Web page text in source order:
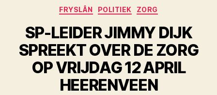
Categorieën
FRYSLÂN POLITIEK ZORG
SP-LEIDER JIMMY DIJK
SPREEKT OVER DE ZORG
OP VRIJDAG 12 APRIL
HEERENVEEN